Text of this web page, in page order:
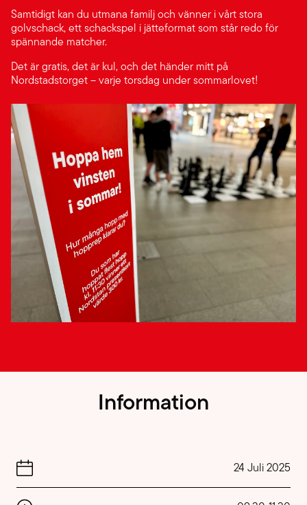
Samtidigt kan du utmana familj och vänner i vårt stora
golvschack, ett schackspel i jätteformat som står redo för
spännande matcher.
Det är gratis, det är kul, och det händer mitt på
Nordstadstorget – varje torsdag under sommarlovet!
Information
24 Juli 2025